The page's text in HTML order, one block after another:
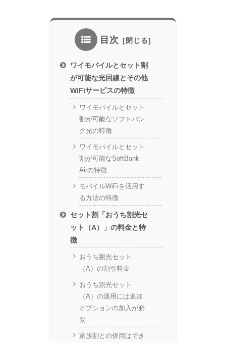
目次
ワイモバイルとセット割
が可能な光回線とその他
WiFiサービスの特徴
ワイモバイルとセット
割が可能なソフトバン
ク光の特徴
ワイモバイルとセット
割が可能なSoftBank
Airの特徴
モバイルWiFiを活用す
る方法の特徴
セット割「おうち割光セ
ット（A）」の料金と特
徴
おうち割光セット
（A）の割引料金
おうち割光セット
（A）の適用には追加
オプションの加入が必
要
家族割との併用はでき